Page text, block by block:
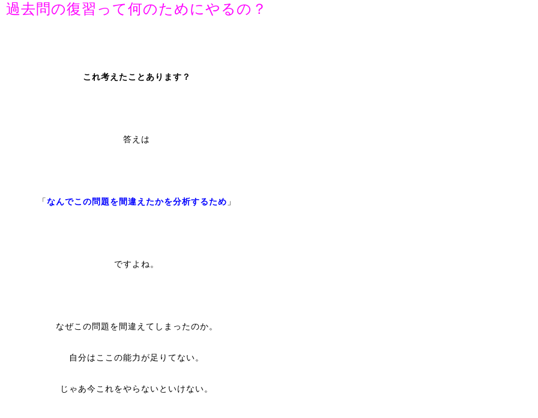
過去問の復習って何のためにやるの？
これ考えたことあります？
答えは
「なんでこの問題を間違えたかを分析するため 」
ですよね。
なぜこの問題を間違えてしまったのか。
自分はここの能力が足りてない。
じゃあ今これをやらないといけない。